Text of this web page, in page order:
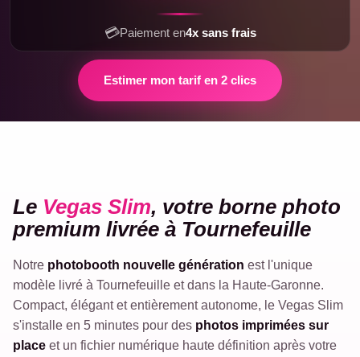
💳Paiement en4x sans frais
Estimer mon tarif en 2 clics
SLIM
Le Vegas Slim, votre borne photo
premium livrée à Tournefeuille
Notre photobooth nouvelle génération est l'unique
modèle livré à Tournefeuille et dans la Haute-Garonne.
Compact, élégant et entièrement autonome, le Vegas Slim
s'installe en 5 minutes pour des photos imprimées sur
place et un fichier numérique haute définition après votre